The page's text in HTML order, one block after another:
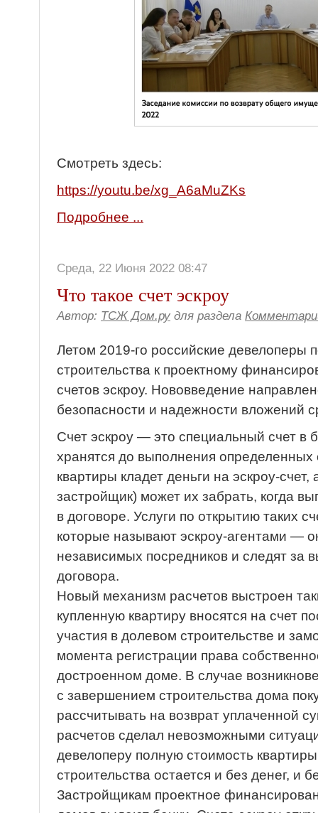
Смотреть здесь:
https://youtu.be/xg_A6aMuZKs
Подробнее ...
Среда, 22 Июня 2022 08:47
Что такое счет эскроу
Автор: ТСЖ Дом.ру для раздела
Летом 2019-го российские девелоперы
строительства к проектному
счетов эскроу. Нововведение
безопасности и надежности вложений
Счет эскроу — это специальный счет в
хранятся до выполнения определенных
квартиры кладет деньги на эскроу-
застройщик) может их забрать, когда
в договоре. Услуги по открытию таких
которые называют эскроу-агентами —
независимых посредников и следят за
договора.
Новый механизм расчетов выстроен
купленную квартиру вносятся на счет
участия в долевом строительстве и
момента регистрации права
достроенном доме. В случае
с завершением строительства дома
рассчитывать на возврат уплаченной
расчетов сделал невозможными
девелоперу полную стоимость
строительства остается и без денег, и
Застройщикам проектное